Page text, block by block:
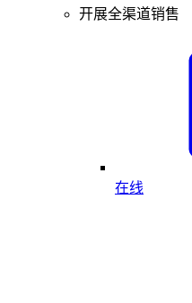
开展全渠道销售
在线